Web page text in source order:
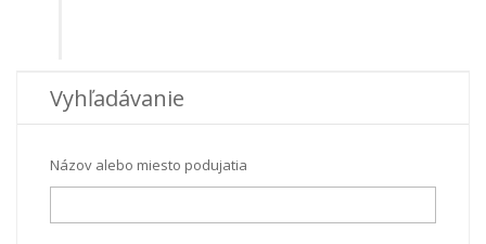
Vyhľadávanie
Názov alebo miesto podujatia